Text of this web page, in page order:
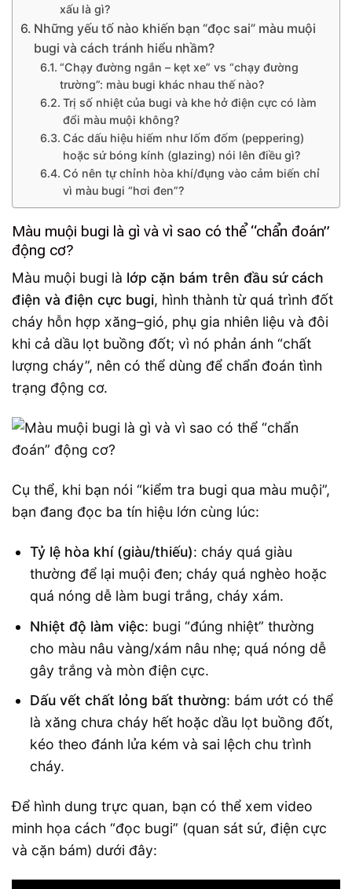
xấu là gì?
Những yếu tố nào khiến bạn “đọc sai” màu muội
bugi và cách tránh hiểu nhầm?
“Chạy đường ngắn – kẹt xe” vs “chạy đường
trường”: màu bugi khác nhau thế nào?
Trị số nhiệt của bugi và khe hở điện cực có làm
đổi màu muội không?
Các dấu hiệu hiếm như lốm đốm (peppering)
hoặc sứ bóng kính (glazing) nói lên điều gì?
Có nên tự chỉnh hòa khí/đụng vào cảm biến chỉ
vì màu bugi “hơi đen”?
Màu muội bugi là gì và vì sao có thể “chẩn đoán”
động cơ?
Màu muội bugi là lớp cặn bám trên đầu sứ cách
điện và điện cực bugi, hình thành từ quá trình đốt
cháy hỗn hợp xăng–gió, phụ gia nhiên liệu và đôi
khi cả dầu lọt buồng đốt; vì nó phản ánh “chất
lượng cháy”, nên có thể dùng để chẩn đoán tình
trạng động cơ.
Cụ thể, khi bạn nói “kiểm tra bugi qua màu muội”,
bạn đang đọc ba tín hiệu lớn cùng lúc:
Tỷ lệ hòa khí (giàu/thiếu): cháy quá giàu
thường để lại muội đen; cháy quá nghèo hoặc
quá nóng dễ làm bugi trắng, cháy xám.
Nhiệt độ làm việc: bugi “đúng nhiệt” thường
cho màu nâu vàng/xám nâu nhẹ; quá nóng dễ
gây trắng và mòn điện cực.
Dấu vết chất lỏng bất thường: bám ướt có thể
là xăng chưa cháy hết hoặc dầu lọt buồng đốt,
kéo theo đánh lửa kém và sai lệch chu trình
cháy.
Để hình dung trực quan, bạn có thể xem video
minh họa cách “đọc bugi” (quan sát sứ, điện cực
và cặn bám) dưới đây: